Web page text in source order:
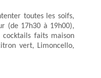
toutes les soifs,
(de 17h30 à 19h00),
faits maison
vert, Limoncello,